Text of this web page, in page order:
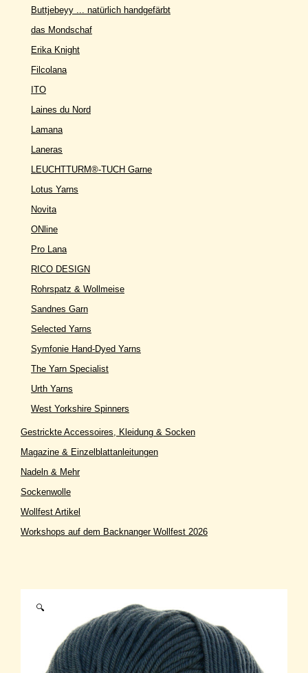
🔍
Buttjebeyy ... natürlich handgefärbt
das Mondschaf
Erika Knight
Filcolana
ITO
Laines du Nord
Lamana
Laneras
LEUCHTTURM®-TUCH Garne
Lotus Yarns
Novita
ONline
Pro Lana
RICO DESIGN
Rohrspatz & Wollmeise
Sandnes Garn
Selected Yarns
Symfonie Hand-Dyed Yarns
The Yarn Specialist
Urth Yarns
West Yorkshire Spinners
Gestrickte Accessoires, Kleidung & Socken
Magazine & Einzelblattanleitungen
Nadeln & Mehr
Sockenwolle
Wollfest Artikel
Workshops auf dem Backnanger Wollfest 2026